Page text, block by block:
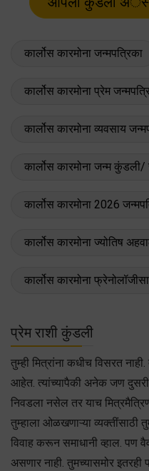
कार्लोस कारमोना जन्मपत्रिका
कार्लोस कारमोना प्रेम
कार्लोस कारमोना व्यवसाय
कार्लोस कारमोना जन्म
कार्लोस कारमोना 2026
कार्लोस कारमोना ज्योतिष
कार्लोस कारमोना
प्रेम राशी कुंडली
तुम्ही मित्रांना कधीच विसरत
आहेत. त्यांच्यापैकी अनेक जण दुसरी
निवडला नसेल तर याच
तुम्हाला ओळखणाऱ्या व्यक्तींसाठी
विवाह करून समाधानी व्हाल. पण
असणार नाही. तुमच्यासमोर इतरही